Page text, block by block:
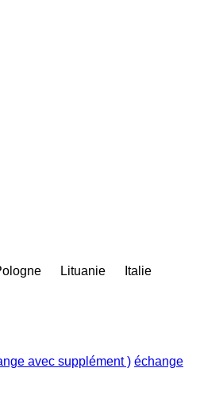
Lituanie
Italie
avec supplément ) échange